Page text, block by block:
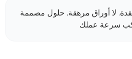
لا أوراق مرهقة. حلول مصممة
سرعة عملك